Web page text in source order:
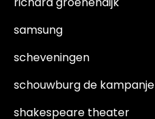
samsung
scheveningen
schouwburg de kampanje
shakespeare theater